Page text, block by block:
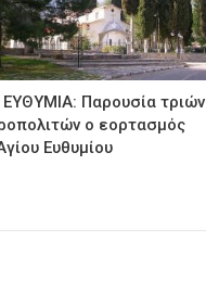
ΕΥΘΥΜΙΑ: Παρουσία τριών
ο εορτασμός
Ευθυμίου